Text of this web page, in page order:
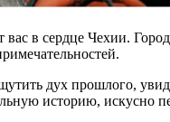
в сердце Чехии.
дух прошлого,
историю, искусно